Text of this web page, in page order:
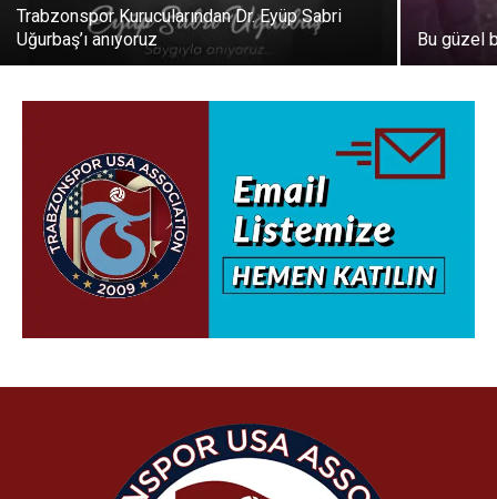
Trabzonspor Kurucularından Dr. Eyüp Sabri
Uğurbaş’ı anıyoruz
Bu güzel